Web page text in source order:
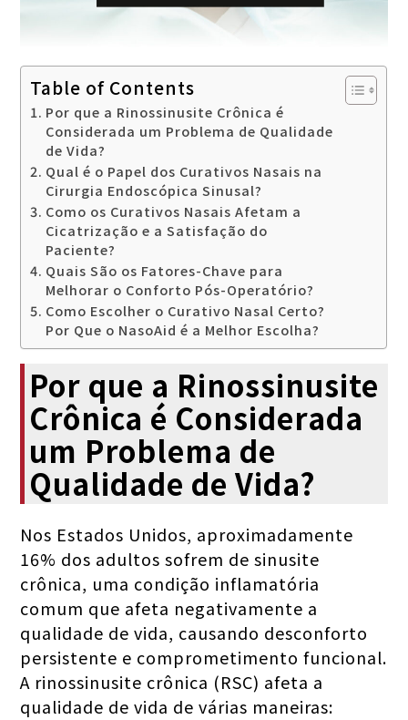
Table of Contents
Por que a Rinossinusite Crônica é
Considerada um Problema de Qualidade
de Vida?
Qual é o Papel dos Curativos Nasais na
Cirurgia Endoscópica Sinusal?
Como os Curativos Nasais Afetam a
Cicatrização e a Satisfação do
Paciente?
Quais São os Fatores-Chave para
Melhorar o Conforto Pós-Operatório?
Como Escolher o Curativo Nasal Certo?
Por Que o NasoAid é a Melhor Escolha?
Por que a Rinossinusite
Crônica é Considerada
um Problema de
Qualidade de Vida?
Nos Estados Unidos, aproximadamente
16% dos adultos sofrem de sinusite
crônica, uma condição inflamatória
comum que afeta negativamente a
qualidade de vida, causando desconforto
persistente e comprometimento funcional.
A rinossinusite crônica (RSC) afeta a
qualidade de vida de várias maneiras: